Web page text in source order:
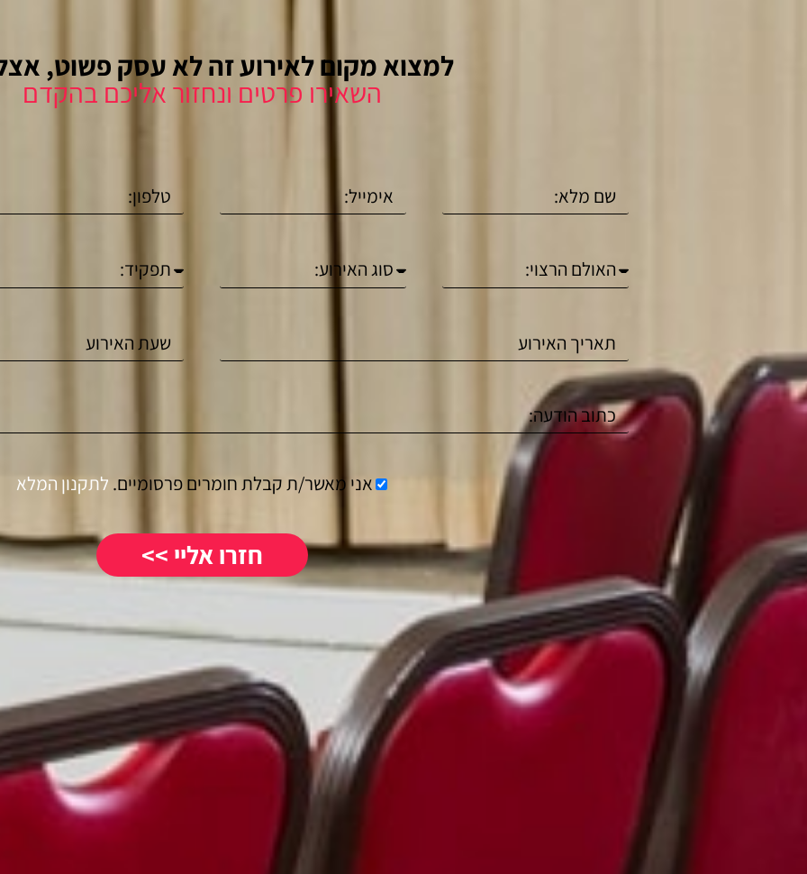
למצוא מקום לאירוע זה לא עסק פשוט,
השאירו פרטים ונחזור אליכם בהקדם
אני מאשר/ת קבלת חומרים פרסומיים. לתקנון המלא
חזרו אליי >>